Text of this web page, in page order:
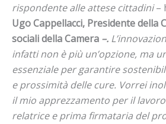
rispondente alle attese cittadini–
Ugo Cappellacci, Presidente della
sociali della Camera –.
infatti non è più un’opzione, ma
essenziale per garantire
e prossimità delle cure. Vorrei
il mio apprezzamento per il
relatrice e prima firmataria del